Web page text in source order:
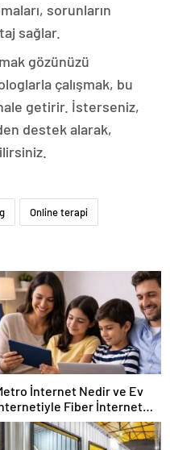
sorunların
sağlar.
gözünüzü
çalışmak, bu
getirir. İsterseniz,
destek alarak,
Online terapi
İnternet Nedir ve Ev
Fiber İnternet
Farklar